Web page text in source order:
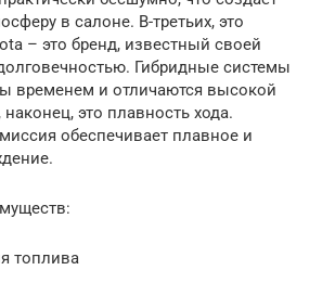
в салоне. В-третьих, это
– это бренд, известный своей
Гибридные системы
временем и отличаются высокой
это плавность хода.
обеспечивает плавное и
топлива